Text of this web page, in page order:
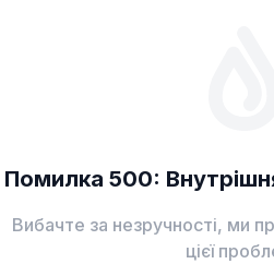
Помилка 500:
Вибачте за незручності, ми
цієї